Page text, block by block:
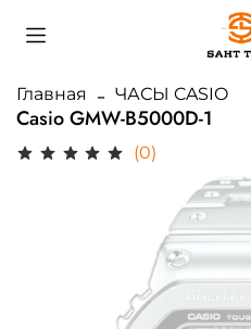
Главная ЧАСЫ CASIO
Casio GMW-B5000D-1
(0)